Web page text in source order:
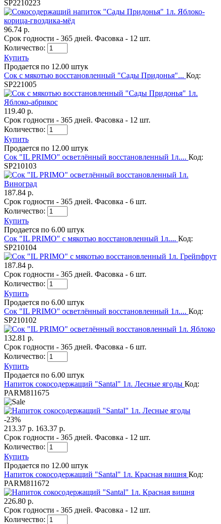
SP2210223
96.74 р.
Срок годности - 365 дней. Фасовка - 12 шт.
Количество:
Купить
Продается по 12.00 штук
Сок с мякотью восстановленный "Сады Придонья"... Код:
SP221005
119.40 р.
Срок годности - 365 дней. Фасовка - 12 шт.
Количество:
Купить
Продается по 12.00 штук
Сок "IL PRIMO" осветлённый восстановленный 1л.... Код:
SP210103
187.84 р.
Срок годности - 365 дней. Фасовка - 6 шт.
Количество:
Купить
Продается по 6.00 штук
Сок "IL PRIMO" с мякотью восстановленный 1л.... Код:
SP210104
187.84 р.
Срок годности - 365 дней. Фасовка - 6 шт.
Количество:
Купить
Продается по 6.00 штук
Сок "IL PRIMO" осветлённый восстановленный 1л.... Код:
SP210102
132.81 р.
Срок годности - 365 дней. Фасовка - 6 шт.
Количество:
Купить
Продается по 6.00 штук
Напиток сокосодержащий "Santal" 1л. Лесные ягоды Код:
PARM811675
-23%
213.37 р. 163.37 р.
Срок годности - 365 дней. Фасовка - 12 шт.
Количество:
Купить
Продается по 12.00 штук
Напиток сокосодержащий "Santal" 1л. Красная вишня Код:
PARM811672
226.80 р.
Срок годности - 365 дней. Фасовка - 12 шт.
Количество: